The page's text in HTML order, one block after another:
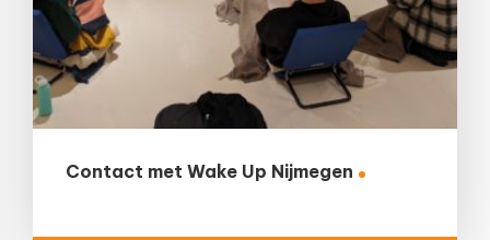
Contact met Wake Up Nijmegen